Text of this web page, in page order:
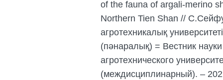
of the fauna of argali-merino
Northern Tien Shan //
агротехникалық
(пәнаралық) = Вестник науки
агротехнического
(междисциплинарный). –